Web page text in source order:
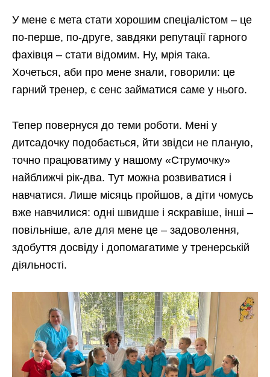
У мене є мета стати хорошим спеціалістом – це
по-перше, по-друге, завдяки репутації гарного
фахівця – стати відомим. Ну, мрія така.
Хочеться, аби про мене знали, говорили: це
гарний тренер, є сенс займатися саме у нього.
Тепер повернуся до теми роботи. Мені у
дитсадочку подобається, йти звідси не планую,
точно працюватиму у нашому «Струмочку»
найближчі рік-два. Тут можна розвиватися і
навчатися. Лише місяць пройшов, а діти чомусь
вже навчилися: одні швидше і яскравіше, інші –
повільніше, але для мене це – задоволення,
здобуття досвіду і допомагатиме у тренерській
діяльності.